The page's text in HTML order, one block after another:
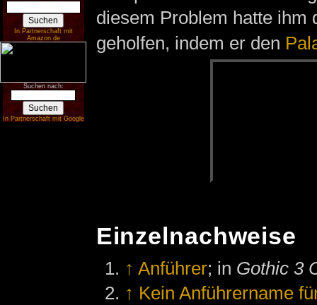
In Partnerschaft mit
Amazon.de
Suchen nach:
In Partnerschaft mit Google
diesem Problem hatte ihm
geholfen, indem er den
Einzelnachweise
↑ Anführer; in Gothic 3
↑ Kein Anführername